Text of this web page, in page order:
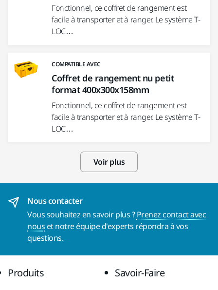
Fonctionnel, ce coffret de rangement est
facile à transporter et à ranger. Le système T-
LOC…
COMPATIBLE AVEC
Coffret de rangement nu petit
format 400x300x158mm
Fonctionnel, ce coffret de rangement est
facile à transporter et à ranger. Le système T-
LOC…
Voir plus
Nous contacter
Vous souhaitez en savoir plus ?Prenez contact avec
nous et notre équipe d'experts répondra à vos
questions.
Produits Savoir-Faire